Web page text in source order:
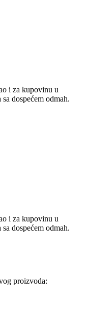
i za kupovinu u
dospećem odmah.
i za kupovinu u
dospećem odmah.
proizvoda: